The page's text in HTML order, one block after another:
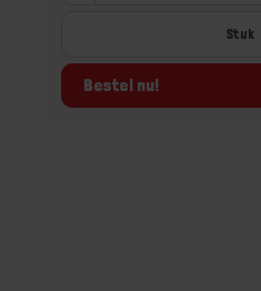
Bestel nu!